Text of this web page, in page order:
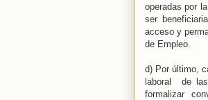
operadas por
ser
acceso y
de Empleo.
d) Por último,
laboral
de
formalizar